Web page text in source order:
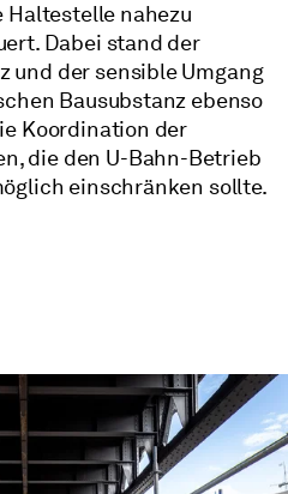
nahezu
Dabei stand der
und der sensible Umgang
Bausubstanz ebenso
Koordination der
die den U-Bahn-Betrieb
einschränken sollte.